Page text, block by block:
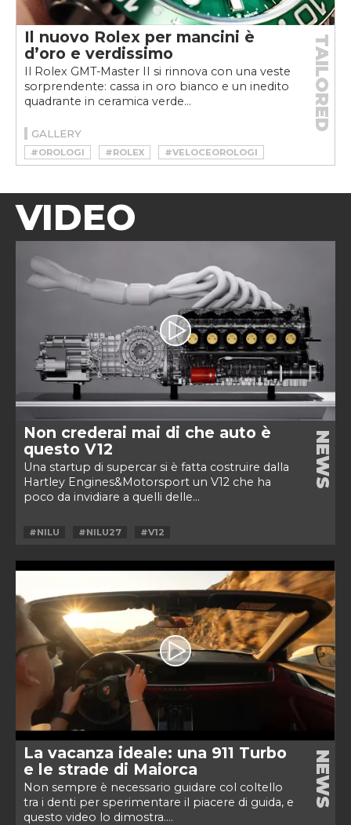
Il nuovo Rolex per mancini è
d’oro e verdissimo
Il Rolex GMT-Master II si rinnova con una veste
sorprendente: cassa in oro bianco e un inedito
quadrante in ceramica verde...
TAILORED
GALLERY
#OROLOGI #ROLEX #VELOCEOROLOGI
VIDEO
Non crederai mai di che auto è
questo V12
Una startup di supercar si è fatta costruire dalla
Hartley Engines&Motorsport un V12 che ha
poco da invidiare a quelli delle...
NEWS
#NILU #NILU27 #V12
La vacanza ideale: una 911 Turbo
e le strade di Maiorca
Non sempre è necessario guidare col coltello
tra i denti per sperimentare il piacere di guida, e
questo video lo dimostra....
NEWS